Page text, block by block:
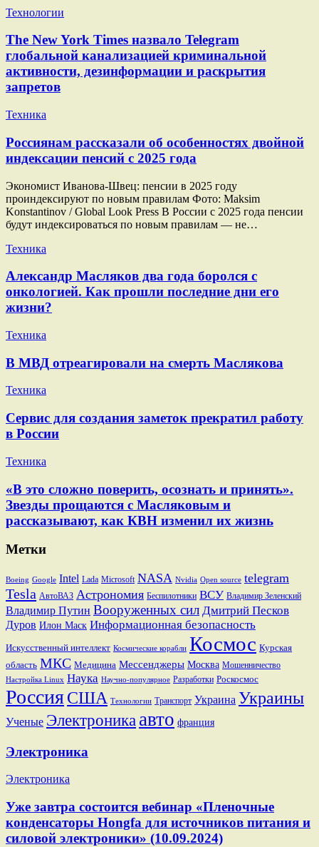
Технологии
The New York Times назвало Telegram
глобальной канализацией криминальной
активности, дезинформации и раскрытия
запретов
Техника
Россиянам рассказали об особенностях двойной
индексации пенсий с 2025 года
Экономист Иванова-Швец: пенсии в 2025 году
проиндексируют по новым правилам Фото: Maksim
Konstantinov / Global Look Press В России с 2025 года пенсии
будут индексироваться по новым правилам — не…
Техника
Александр Масляков два года боролся с
онкологией. Как прошли последние дни его
жизни?
Техника
В МВД отреагировали на смерть Маслякова
Техника
Сервис для создания заметок прекратил работу
в России
Техника
«В это сложно поверить, осознать и принять».
Звезды прощаются с Масляковым и
рассказывают, как КВН изменил их жизнь
Метки
Boeing Google Intel Lada Microsoft NASA Nvidia Open source telegram
Tesla АвтоВАЗ Астрономия Беспилотники ВСУ Владимир Зеленский
Владимир Путин Вооруженных сил Дмитрий Песков
Дуров Илон Маск Информационная безопасность
Искусственный интеллект Космические корабли Космос Курская
область МКС Медицина Мессенджеры Москва Мошенничество
Настройка Linux Наука Научно-популярное Разработки Роскосмос
РоссияСША Технологии Транспорт Украина Украины
Ученые Электроника авто франция
Электроника
Электроника
Уже завтра состоится вебинар «Пленочные
конденсаторы Hongfa для источников питания и
силовой электроники» (10.09.2024)